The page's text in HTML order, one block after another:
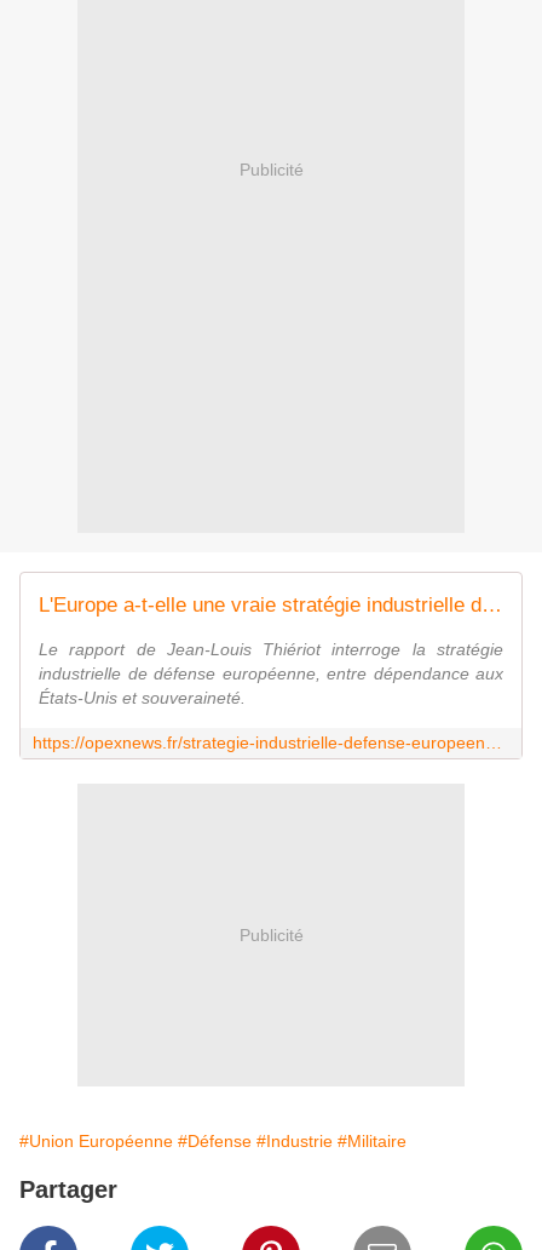
Publicité
L'Europe a-t-elle une vraie stratégie industrielle de défense ? - OpexNews
Le rapport de Jean-Louis Thiériot interroge la stratégie
industrielle de défense européenne, entre dépendance aux
États-Unis et souveraineté.
Publicité
#Union Européenne #Défense #Industrie #Militaire
Partager